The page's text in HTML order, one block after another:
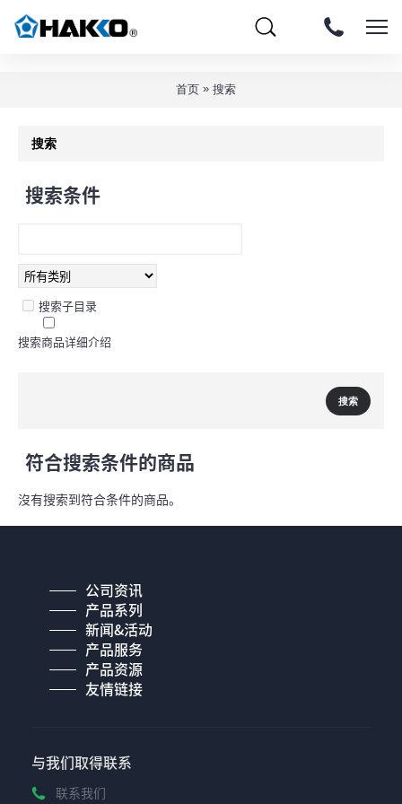
首页» 搜索
搜索
搜索条件
搜索子目录
搜索商品详细介绍
符合搜索条件的商品
沒有搜索到符合条件的商品。
公司资讯
产品系列
新闻&活动
产品服务
产品资源
友情链接
与我们取得联系
联系我们